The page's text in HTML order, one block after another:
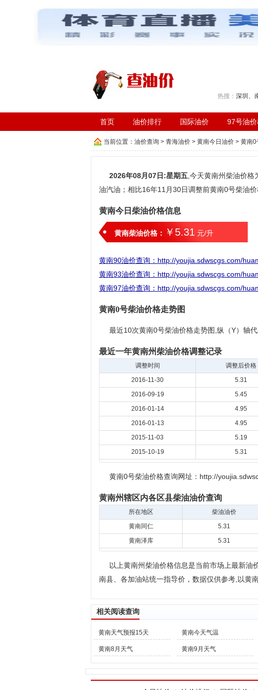
热搜： 深圳 、
首页 油价排行 国际油价 97号油
当前位置： 油价查询 > 青海油价 > 黄南今日油价 > 黄南0
2026年08月07日:星期五 ,今天黄南州柴油价
油汽油；相比16年11月30日调整前黄南0号柴油
黄南今日柴油价格信息
黄南柴油价格： ￥5.31 元/升
黄南90油价查询：http://youjia.sdwscgs.com/
黄南93油价查询：http://youjia.sdwscgs.com/
黄南97油价查询：http://youjia.sdwscgs.com/
黄南0号柴油价格走势图
最近10次黄南0号柴油价格走势图,纵（Y）轴
最近一年黄南州柴油价格调整记录
调整时间 调整后价格
2016-11-30
5.31
2016-09-19
5.45
2016-01-14
4.95
2016-01-13
4.95
2015-11-03
5.19
2015-10-19
5.31
黄南0号柴油价格查询网址：http://
黄南州辖区内各区县柴油油价查询
所在地区 柴油油价
黄南同仁
5.31
黄南泽库
5.31
以上黄南州柴油价格信息是当前市场上最新
南县、各加油站统一指导价，数据仅供参考,以黄
相关阅读查询
黄南天气预报15天 黄南今天气温
黄南8月天气 黄南9月天气